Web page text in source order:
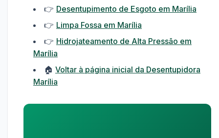
👉 Desentupimento de Esgoto em Marília
👉 Limpa Fossa em Marília
👉 Hidrojateamento de Alta Pressão em
Marília
🏠 Voltar à página inicial da Desentupidora
Marília